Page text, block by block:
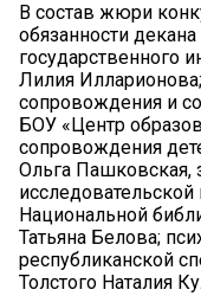
В состав жюри
обязанности
государственного
Лилия
сопровождения и
БОУ «Центр
сопровождения
Ольга Пашковская,
Национальной
Татьяна Белова;
республиканской
Толстого Наталия